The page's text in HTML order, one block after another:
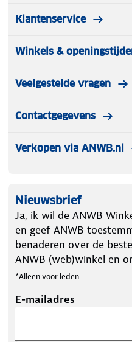
Klantenservice
Winkels &
Veelgestelde vragen
Contactgegevens
Verkopen via ANWB.nl
Nieuwsbrief
Ja, ik wil de ANWB
en geef ANWB
benaderen over de
ANWB (web)winkel en
*Alleen voor leden
E-mailadres